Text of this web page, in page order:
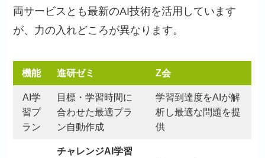
両サービスとも最新のAI技術を活用しています
が、力の入れどころが異なります。
機能 進研ゼミ Z会
AI学
習プ
ラン
目標・学習時間に
合わせた最適プラ
ン自動作成
学習到達度をAIが解
析し最適な問題を提
供
チャレンジAI学習